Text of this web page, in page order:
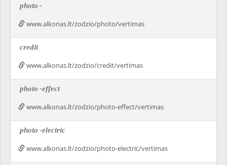
photo -
www.alkonas.lt/zodzio/photo/vertimas
credit
www.alkonas.lt/zodzio/credit/vertimas
photo -effect
www.alkonas.lt/zodzio/photo-effect/vertimas
photo -electric
www.alkonas.lt/zodzio/photo-electric/vertimas